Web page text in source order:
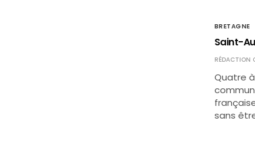
BRETAGNE
Saint-
RÉDACTION
Quatre
sans